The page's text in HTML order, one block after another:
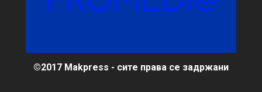
©2017 Makpress - сите права се задржани